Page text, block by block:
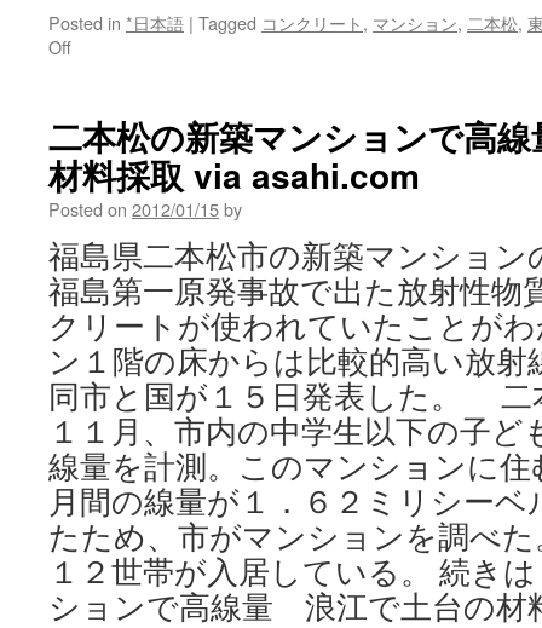
Posted in *日本語 | Tagged コンクリート, マンション, 二本松,
Offon
社
社
長
「影
響
出
る
と
思
わ
な
か
た」
via
Yomiuri
Online
二本松の新築マンションで高
材料採取 via asahi.com
Posted on 2012/01/15by
福島県二本松市の新築マンション
福島第一原発事故で出た放射性物
クリートが使われていたことが
ン１階の床からは比較的高い放
同市と国が１５日発表した。 二
１１月、市内の中学生以下の子
線量を計測。このマンションに
月間の線量が１．６２ミリシー
たため、市がマンションを調べ
１２世帯が入居している。 続き
ションで高線量 浪江で土台の材